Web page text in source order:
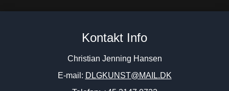
Kontakt Info
Christian Jenning Hansen
E-mail: DLGKUNST@MAIL.DK